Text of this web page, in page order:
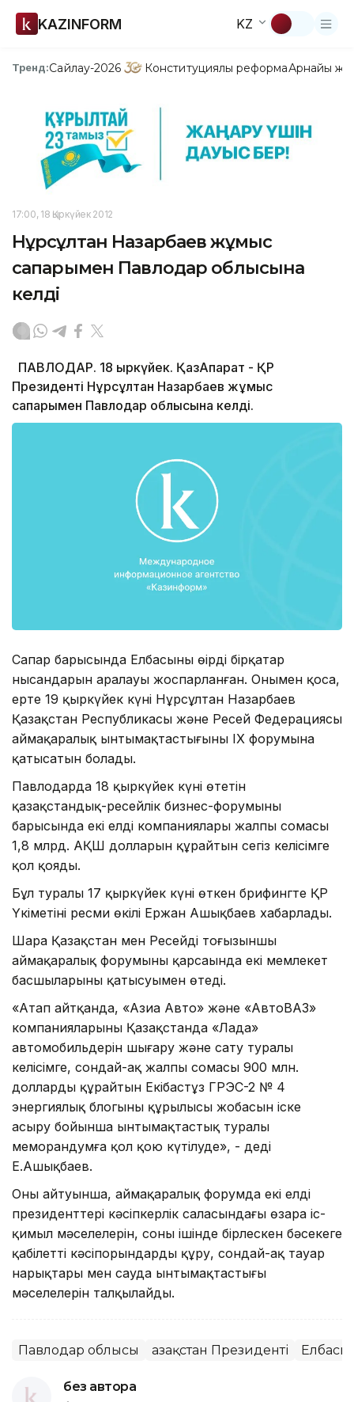
KAZINFORM KZ
Тренд:Сайлау-2026 Конституциялық реформаАрнайы
17:00, 18 Қыркүйек 2012
Нұрсұлтан Назарбаев жұмыс
сапарымен Павлодар облысына
келді
ПАВЛОДАР. 18 қыркүйек. ҚазАқпарат - ҚР
Президенті Нұрсұлтан Назарбаев жұмыс
сапарымен Павлодар облысына келді.
Сапар барысында Елбасының өңірдің бірқатар
нысандарын аралауы жоспарланған. Онымен қоса,
ертең 19 қыркүйек күні Нұрсұлтан Назарбаев
Қазақстан Республикасы және Ресей Федерациясы
аймақаралық ынтымақтастығының ІХ форумына
қатысатын болады.
Павлодарда 18 қыркүйек күні өтетін
қазақстандық-ресейлік бизнес-форумының
барысында екі елдің компаниялары жалпы сомасы
1,8 млрд. АҚШ долларын құрайтын сегіз келісімге
қол қояды.
Бұл туралы 17 қыркүйек күні өткен брифингте ҚР
Үкіметінің ресми өкілі Ержан Ашықбаев хабарлады.
Шара Қазақстан мен Ресейдің тоғызыншы
аймақаралық форумының қарсаңында екі мемлекет
басшыларының қатысуымен өтеді.
«Атап айтқанда, «Азиа Авто» және «АвтоВАЗ»
компанияларының Қазақстанда «Лада»
автомобильдерін шығару және сату туралы
келісімге, сондай-ақ жалпы сомасы 900 млн.
долларды құрайтын Екібастұз ГРЭС-2 № 4
энергиялық блогының құрылысы жобасын іске
асыру бойынша ынтымақтастық туралы
меморандумға қол қою күтілуде», - деді
Е.Ашықбаев.
Оның айтуынша, аймақаралық форумда екі елдің
президенттері кәсіпкерлік саласындағы өзара іс-
қимыл мәселелерін, соның ішінде бірлескен бәсекеге
қабілетті кәсіпорындарды құру, сондай-ақ тауар
нарықтары мен сауда ынтымақтастығы
мәселелерін талқылайды.
Павлодар облысы Қазақстан Президенті Елбасы
без автора